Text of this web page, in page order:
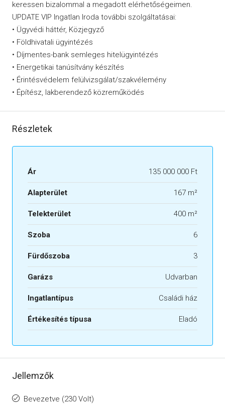
keressen bizalommal a megadott elérhetőségeimen.
UPDATE VIP Ingatlan Iroda további szolgáltatásai:
• Ügyvédi háttér, Közjegyző
• Földhivatali ügyintézés
• Díjmentes-bank semleges hitelügyintézés
• Energetikai tanúsítvány készítés
• Érintésvédelem felülvizsgálat/szakvélemény
• Építész, lakberendező közreműködés
Részletek
Ár 135 000 000 Ft
Alapterület 167 m²
Telekterület 400 m²
Szoba 6
Fürdőszoba 3
Garázs Udvarban
Ingatlantípus Családi ház
Értékesítés típusa Eladó
Jellemzők
Bevezetve (230 Volt)